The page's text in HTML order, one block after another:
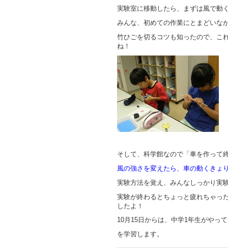
実験室に移動したら、まずは風で動
みんな、初めての作業にとまどいな
竹ひごを切るコツも知ったので、こ
ね！
そして、科学館なので「車を作って
風の強さを変えたら、車の動くきょ
実験方法を覚え、みんなしっかり実
実験が終わるとちょっと疲れちゃっ
したよ！
10月15日からは、中学1年生がやっ
を学習します。